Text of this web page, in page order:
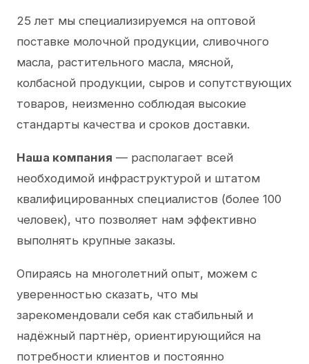
25 лет мы специализируемся на оптовой
поставке молочной продукции, сливочного
масла, растительного масла, мясной,
колбасной продукции, сыров и сопутствующих
товаров, неизменно соблюдая высокие
стандарты качества и сроков доставки.
Наша компания — располагает всей
необходимой инфраструктурой и штатом
квалифицированных специалистов (более 100
человек), что позволяет нам эффективно
выполнять крупные заказы.
Опираясь на многолетний опыт, можем с
уверенностью сказать, что мы
зарекомендовали себя как стабильный и
надёжный партнёр, ориентирующийся на
потребности клиентов и постоянно